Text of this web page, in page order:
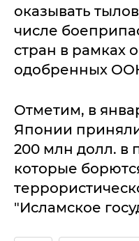
оказывать
числе
стран в рамках
одобренных
Отметим, в
Японии
200 млн долл. в
которые
"Исламское